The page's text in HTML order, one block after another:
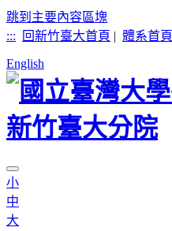
跳到主要內容區塊
:::
回新竹臺大首頁 | 體系首頁
English
小
中
大